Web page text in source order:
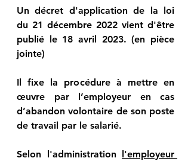
Un décret d'application de la loi
du 21 décembre 2022 vient d'être
publié le 18 avril 2023. (en pièce
jointe)
Il fixe la procédure à mettre en
œuvre par l’employeur en cas
d’abandon volontaire de son poste
de travail par le salarié.
Selon l'administration
l'employeur